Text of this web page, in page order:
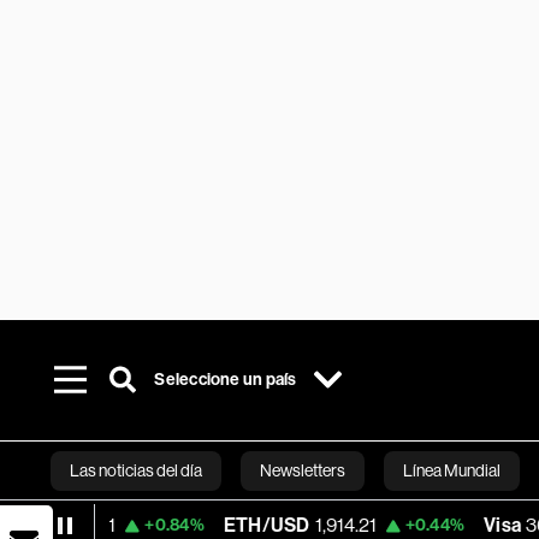
Seleccione un país
Las noticias del día Newsletters Línea Mundial
Bloomberg
ETH/USD 1,914.21 +0.44% Visa 362.50 -